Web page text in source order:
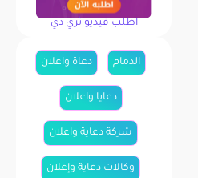
اطلب فيديو ثري دي
الدمام دعاة واعلان
دعايا واعلان
شركة دعاية واعلان
وكالات دعاية وإعلان